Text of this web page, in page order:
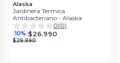
Alaska
Jardinera Termica
Antibacteriano - Alaska
0(0)
10% $26.990
$29.990